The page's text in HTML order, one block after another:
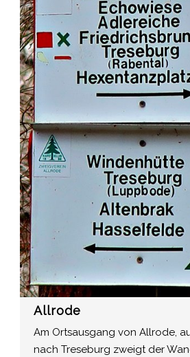
Allrode
Am Ortsausgang von Allrode,
nach Treseburg zweigt der